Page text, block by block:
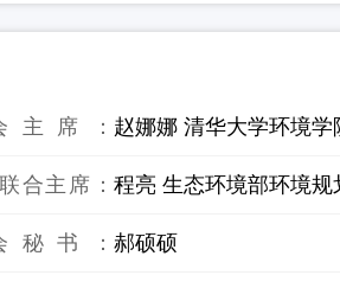
主席： 赵娜娜 清华大学环境
合主席： 程亮 生态环境部环境
秘书： 郝硕硕